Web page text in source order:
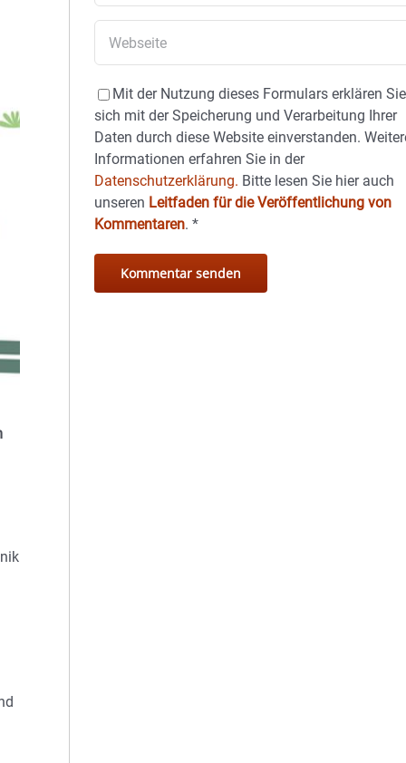
Mit der Nutzung dieses Formulars erklären Sie
sich mit der Speicherung und Verarbeitung Ihrer
Daten durch diese Website einverstanden.
Informationen erfahren Sie in der
Datenschutzerklärung. Bitte lesen Sie hier auch
unseren Leitfaden für die Veröffentlichung von
Kommentaren.*